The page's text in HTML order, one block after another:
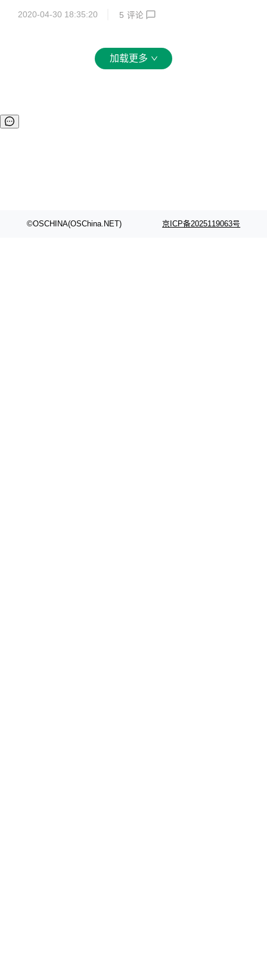
4.5 并且使用 view 组件的同学，如果出现接口 404 的问题，
所有接口都会被认为是文件路径，导致接口 404。 新增 #164
5 匿名函数路由支持参数注入。 #1647 为 model-cache 组件
2020-04-30 18:35:20 5 评论
加载更多
©OSCHINA(OSChina.NET) 京ICP备2025119063号